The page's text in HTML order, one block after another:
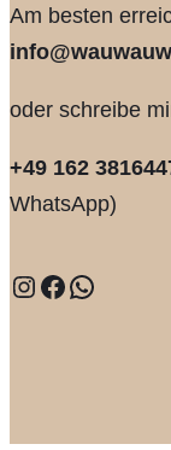
Am besten
oder schreibe
+49 162
WhatsApp)
Instagram Facebook WhatsApp